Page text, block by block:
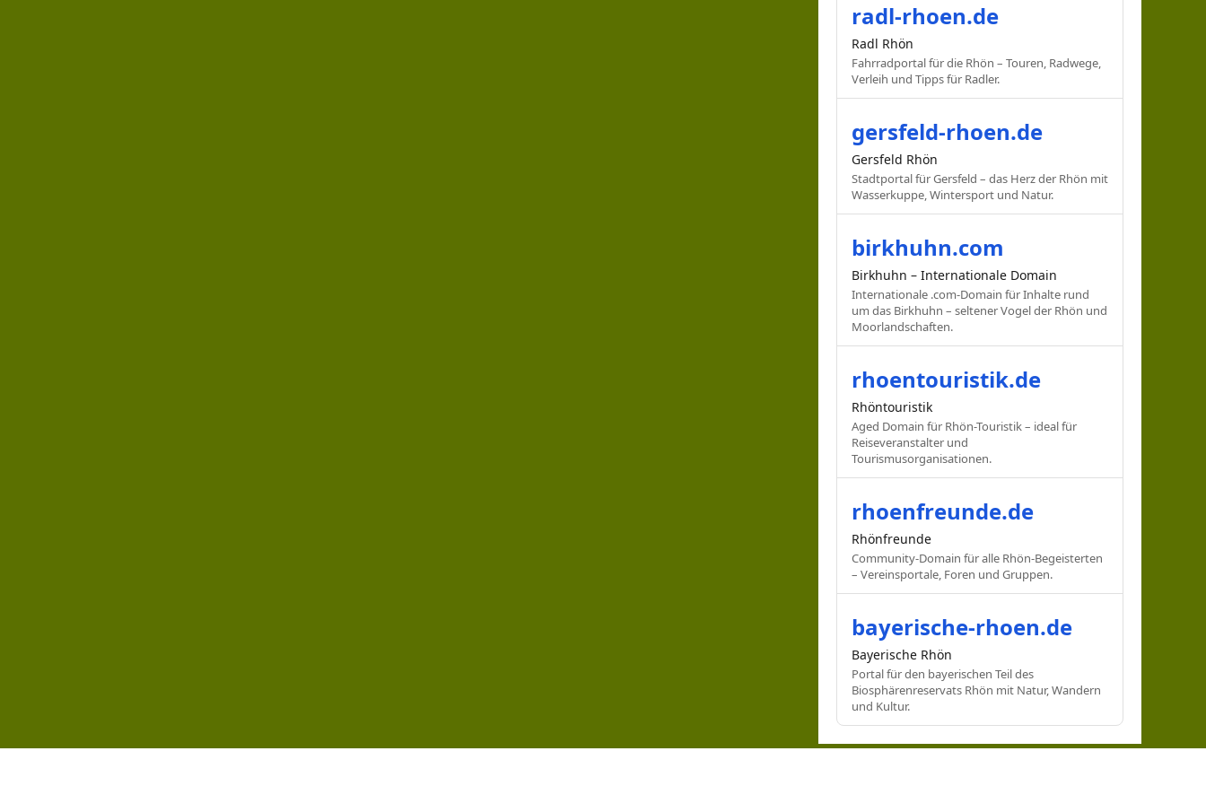
radl-rhoen.de
Radl Rhön
Fahrradportal für die Rhön – Touren, Radwege,
Verleih und Tipps für Radler.
gersfeld-rhoen.de
Gersfeld Rhön
Stadtportal für Gersfeld – das Herz der Rhön mit
Wasserkuppe, Wintersport und Natur.
birkhuhn.com
Birkhuhn – Internationale Domain
Internationale .com-Domain für Inhalte rund
um das Birkhuhn – seltener Vogel der Rhön und
Moorlandschaften.
rhoentouristik.de
Rhöntouristik
Aged Domain für Rhön-Touristik – ideal für
Reiseveranstalter und
Tourismusorganisationen.
rhoenfreunde.de
Rhönfreunde
Community-Domain für alle Rhön-Begeisterten
– Vereinsportale, Foren und Gruppen.
bayerische-rhoen.de
Bayerische Rhön
Portal für den bayerischen Teil des
Biosphärenreservats Rhön mit Natur, Wandern
und Kultur.